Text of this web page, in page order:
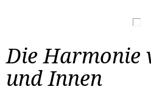
Die Harmonie
und Innen